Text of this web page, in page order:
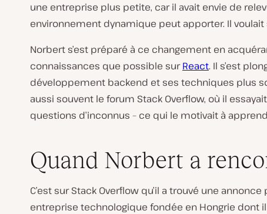
une entreprise plus petite, car il avait envie de
environnement dynamique peut apporter. Il voulait
Norbert s’est préparé à ce changement en
connaissances que possible surReact. Il s’est
développement backend et ses techniques plus
aussi souvent le forum Stack Overflow, où il
questions d’inconnus – ce qui le motivait à
Quand Norbert a
C’est sur Stack Overflow qu’il a trouvé une
entreprise technologique fondée en Hongrie dont il